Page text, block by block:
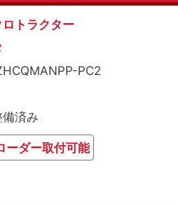
トラクター
PC2
備済み
ーダー取付可能